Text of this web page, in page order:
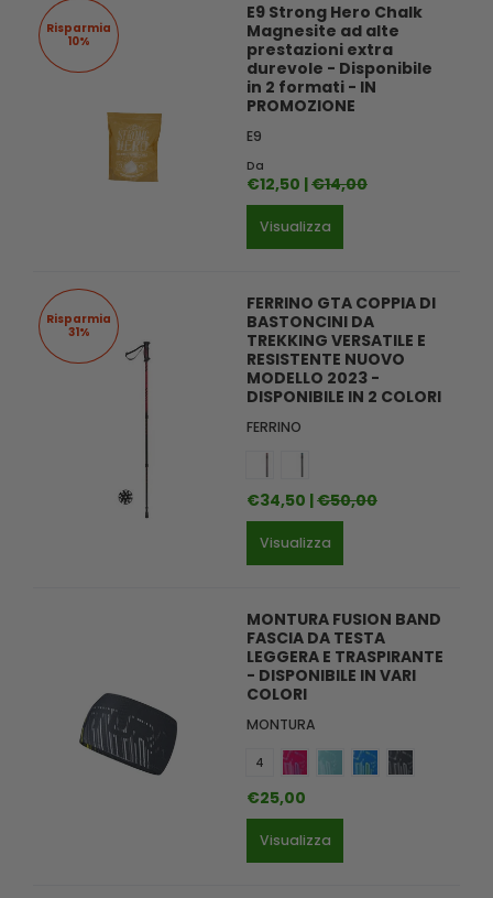
Risparmia
10%
E9 Strong Hero Chalk
Magnesite ad alte
prestazioni extra
durevole - Disponibile
in 2 formati - IN
PROMOZIONE
E9
Da
€12,50 |€14,00
Visualizza
Risparmia
31%
FERRINO GTA COPPIA DI
BASTONCINI DA
TREKKING VERSATILE E
RESISTENTE NUOVO
MODELLO 2023 -
DISPONIBILE IN 2 COLORI
FERRINO
€34,50 |€50,00
Visualizza
MONTURA FUSION BAND
FASCIA DA TESTA
LEGGERA E TRASPIRANTE
- DISPONIBILE IN VARI
COLORI
MONTURA
4
€25,00
Visualizza